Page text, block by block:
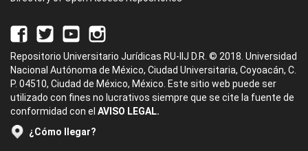
Repositorio Universitario Jurídicas RU-IIJ D.R. © 2018. Universidad
Nacional Autónoma de México, Ciudad Universitaria, Coyoacán, C.
P. 04510, Ciudad de México, México. Este sitio web puede ser
utilizado con fines no lucrativos siempre que se cite la fuente de
conformidad con el AVISO LEGAL.
¿Cómo llegar?